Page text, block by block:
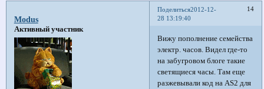
Поделиться 14
2012-12-
28 13:19:40
Modus
Активный участник
Вижу пополнение семейства
электр. часов. Видел где-то
на забугровом блоге такие
светящиеся часы. Там еще
разжевывали код на AS2 для